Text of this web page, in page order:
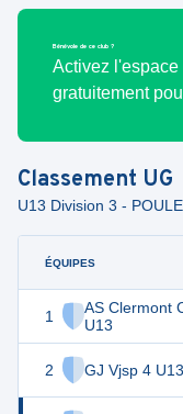
Bénévole de ce club ?
Activez l'espace
gratuitement
Classement UG
U13 Division 3 -
ÉQUIPES
1
AS Clermont
U13
2 GJ Vjsp 4 U13